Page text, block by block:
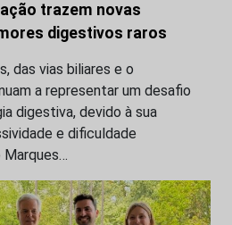
trazem novas
digestivos raros
das vias biliares e o
a representar um desafio
digestiva, devido à sua
e dificuldade
Marques…